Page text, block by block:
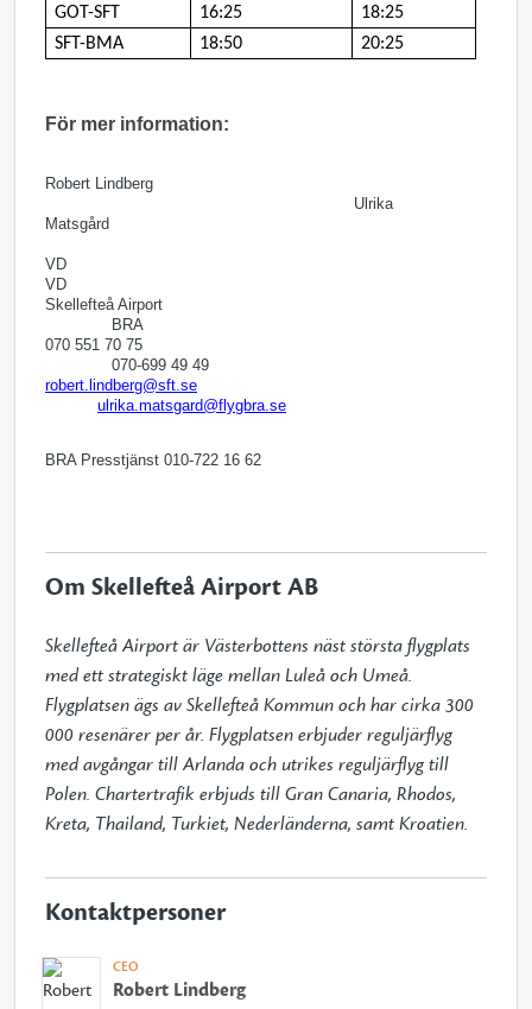
GOT-SFT
16:25
18:25
SFT-BMA
18:50 20:25
För mer information:
Robert Lindberg
Ulrika
Matsgård
VD
Skellefteå Airport
BRA
070 551 70 75
070-699 49 49
robert.lindberg@sft.se
ulrika.matsgard@flygbra.se
BRA Presstjänst 010-722 16 62
Om Skellefteå Airport AB
Skellefteå Airport är Västerbottens näst största flygplats
med ett strategiskt läge mellan Luleå och Umeå.
Flygplatsen ägs av Skellefteå Kommun och har cirka 300
000 resenärer per år. Flygplatsen erbjuder reguljärflyg
med avgångar till Arlanda och utrikes reguljärflyg till
Polen. Chartertrafik erbjuds till Gran Canaria, Rhodos,
Kreta, Thailand, Turkiet, Nederländerna, samt Kroatien.
Kontaktpersoner
CEO
Robert Lindberg